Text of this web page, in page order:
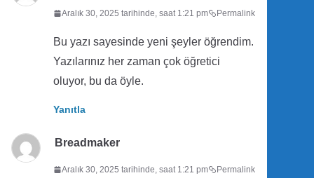
Aralık 30, 2025 tarihinde, saat 1:21 pm Permalink
Bu yazı sayesinde yeni şeyler öğrendim.
Yazılarınız her zaman çok öğretici
oluyor, bu da öyle.
Yanıtla
Breadmaker
Aralık 30, 2025 tarihinde, saat 1:21 pm Permalink